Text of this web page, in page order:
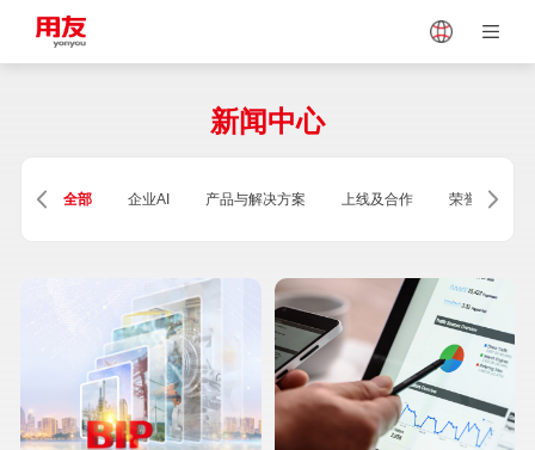
Vietnam
Singapore Malaysia
Thailand
Turkey
新闻中心
全部 企业AI 产品与解决方案 上线及合作 荣誉及资质